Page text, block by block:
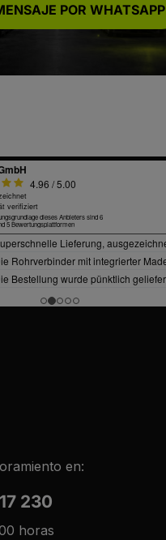
POR WHATSAPP
en:
230
horas